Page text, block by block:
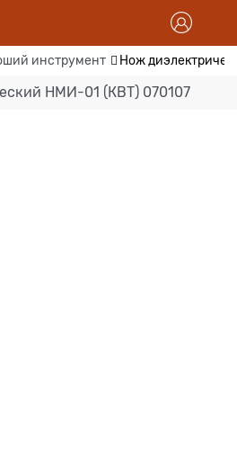
инструмент Нож
НМИ-01 (КВТ) 070107